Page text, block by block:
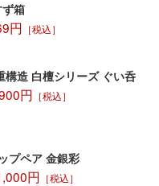
箱
円 ［税込］
構造 白檀シリーズ ぐい呑
円 ［税込］
プペア 金銀彩
円 ［税込］